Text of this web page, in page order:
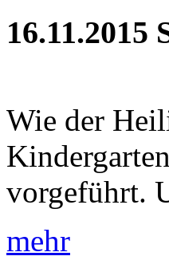
16.11.2015
Wie der
vorgeführt.
mehr